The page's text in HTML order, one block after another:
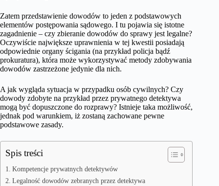
Zatem przedstawienie dowodów to jeden z podstawowych
elementów postępowania sądowego. I tu pojawia się istotne
zagadnienie – czy zbieranie dowodów do sprawy jest legalne?
Oczywiście największe uprawnienia w tej kwestii posiadają
odpowiednie organy ścigania (na przykład policja bądź
prokuratura), która może wykorzystywać metody zdobywania
dowodów zastrzeżone jedynie dla nich.
A jak wygląda sytuacja w przypadku osób cywilnych? Czy
dowody zdobyte na przykład przez prywatnego detektywa
mogą być dopuszczone do rozprawy? Istnieje taka możliwość,
jednak pod warunkiem, iż zostaną zachowane pewne
podstawowe zasady.
Spis treści
Kompetencje prywatnych detektywów
Legalność dowodów zebranych przez detektywa